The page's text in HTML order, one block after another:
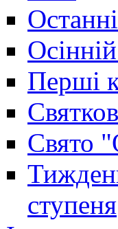
Перші
Свято
ступеня